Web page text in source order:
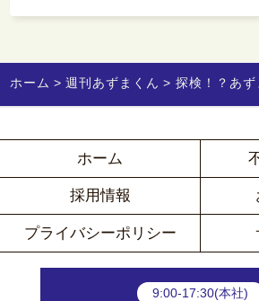
ホーム 週刊あずまくん 探検！？あず
ホーム
採用情報
プライバシーポリシー
9:00-17:30(本社)